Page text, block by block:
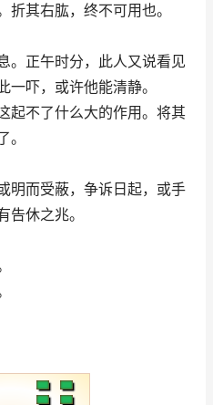
其右肱，终不可用也。
。正午时分，此人又说看见
一吓，或许他能清静。
起不了什么大的作用。将其
明而受蔽，争诉日起，或手
告休之兆。